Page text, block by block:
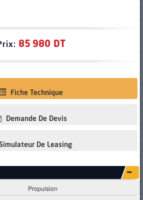
85 980 DT
Fiche Technique
Demande De Devis
De Leasing
Propulsion